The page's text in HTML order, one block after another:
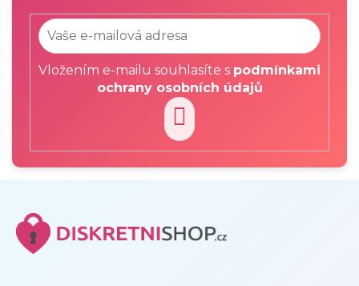
Vložením e-mailu souhlasíte s podmínkami
ochrany osobních údajů
PŘIHLÁSIT
SE